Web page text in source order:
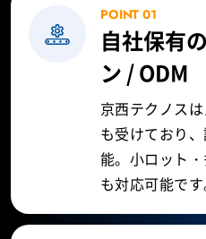
POINT 01
自社保有
ン / ODM
京西テクノス
も受けており
能。小ロット
も対応可能です